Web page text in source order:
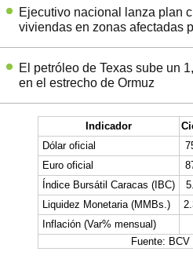
Ejecutivo nacional lanza plan
viviendas en zonas afectadas
El petróleo de Texas sube un
en el estrecho de Ormuz
Indicador
Dólar oficial
Euro oficial
Índice Bursátil Caracas (IBC)
Liquidez Monetaria (MMBs.)
Inflación (Var% mensual)
Fuente: BCV